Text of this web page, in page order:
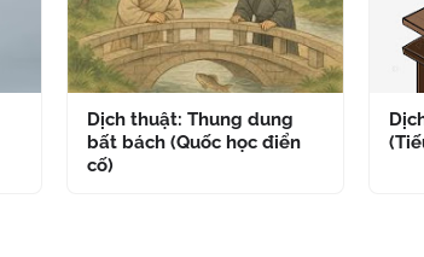
Dịch thuật: Thung dung
bất bách (Quốc học điển
cố)